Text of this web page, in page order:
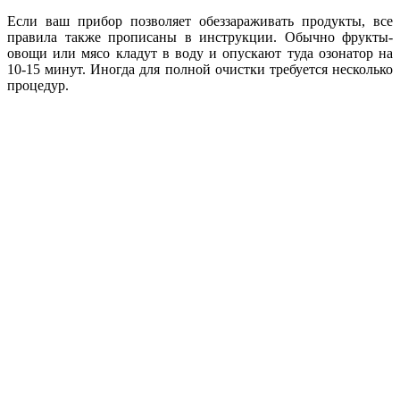
Если ваш прибор позволяет обеззараживать продукты, все
правила также прописаны в инструкции. Обычно фрукты-
овощи или мясо кладут в воду и опускают туда озонатор на
10-15 минут. Иногда для полной очистки требуется несколько
процедур.